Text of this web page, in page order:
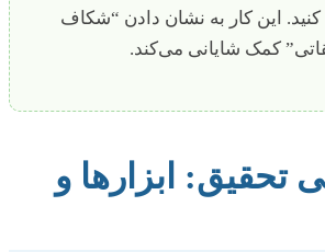
کنید. این کار به نشان دادن “شکاف
کمک شایانی می‌کند.
ابزارها و